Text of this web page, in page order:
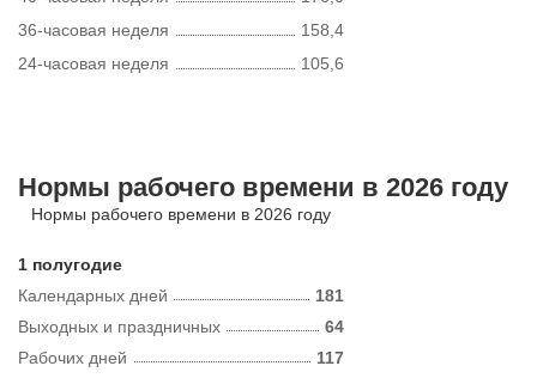
36-часовая неделя
158,4
24-часовая неделя
105,6
Нормы рабочего времени в 2026 году
Нормы рабочего времени в 2026 году
1 полугодие
Календарных дней
181
Рабочих дней 117
Выходных и праздничных 64